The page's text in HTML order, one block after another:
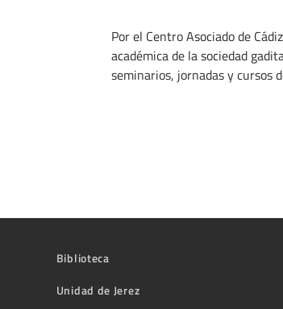
Por el Centro Asociado de
académica de la sociedad
seminarios, jornadas y cursos
Biblioteca
Unidad de Jerez